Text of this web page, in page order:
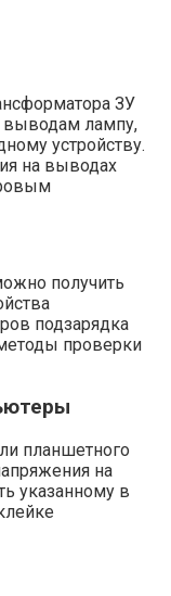
ЗУ
выводам лампу,
устройству.
на выводах
получить
подзарядка
проверки
планшетного
на
указанному в